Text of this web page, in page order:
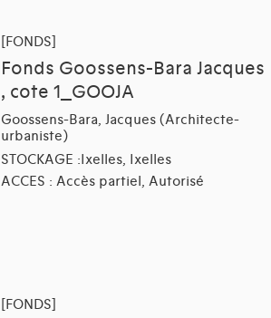
[FONDS]
Fonds Goossens-Bara Jacques
, cote 1_GOOJA
Goossens-Bara, Jacques (Architecte-
urbaniste)
STOCKAGE :Ixelles, Ixelles
ACCES : Accès partiel, Autorisé
[FONDS]